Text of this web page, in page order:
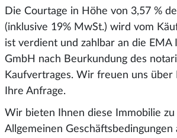
Die Courtage in Höhe von 3,57 %
(inklusive 19% MwSt.) wird vom
ist verdient und zahlbar an die EMA
GmbH nach Beurkundung des
Kaufvertrages. Wir freuen uns
Ihre Anfrage.
Wir bieten Ihnen diese Immobilie zu
Allgemeinen Geschäftsbedingungen